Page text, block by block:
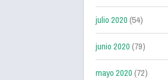
julio 2020(54)
junio 2020(79)
mayo 2020(72)